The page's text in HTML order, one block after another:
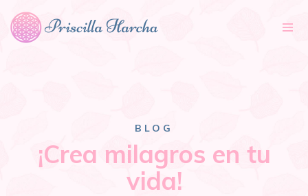
BLOG
¡Crea milagros en tu
vida!